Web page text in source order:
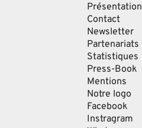
Présentation
Contact
Newsletter
Partenariats
Statistiques
Press-Book
Mentions
Notre logo
Facebook
Instragram